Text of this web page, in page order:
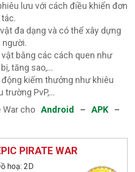
lưu với cách điều khiển đơn
đa dạng và có thể xây dựng
người.
bằng các cách quen như
tăng sao,…
kiếm thưởng như khiêu
trường PvP,…
War cho Android – APK –
PIRATE WAR
hoạ: 2D